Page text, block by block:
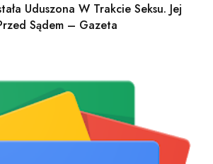
Uduszona W Trakcie Seksu. Jej
Sądem – Gazeta